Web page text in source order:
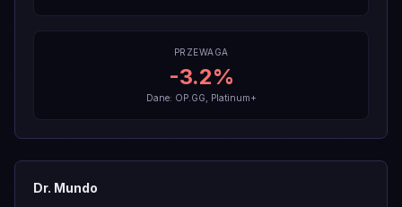
PRZEWAGA
-3.2%
Dane: OP.GG, Platinum+
Dr. Mundo